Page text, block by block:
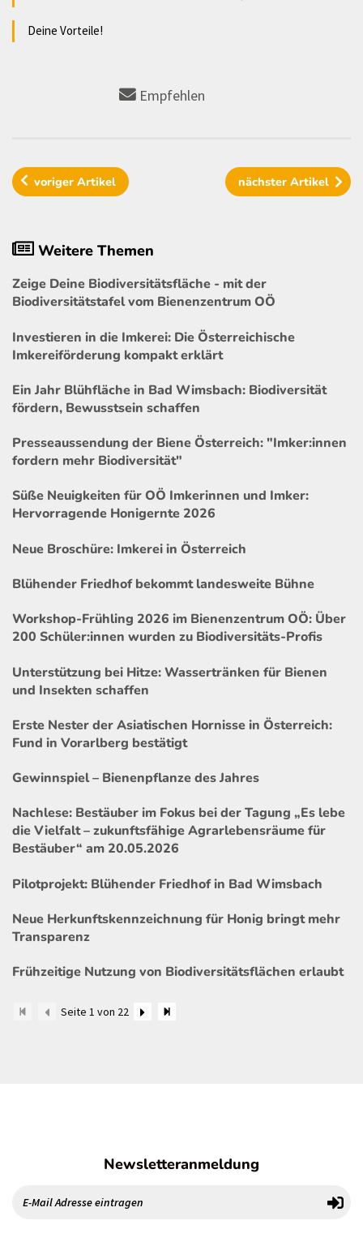
Deine Vorteile!
Empfehlen
vorigerArtikel nächster Artikel
Weitere Themen
Zeige Deine Biodiversitätsfläche - mit der
Biodiversitätstafel vom Bienenzentrum OÖ
Investieren in die Imkerei: Die Österreichische
Imkereiförderung kompakt erklärt
Ein Jahr Blühfläche in Bad Wimsbach: Biodiversität
fördern, Bewusstsein schaffen
Presseaussendung der Biene Österreich: "Imker:innen
fordern mehr Biodiversität"
Süße Neuigkeiten für OÖ Imkerinnen und Imker:
Hervorragende Honigernte 2026
Neue Broschüre: Imkerei in Österreich
Blühender Friedhof bekommt landesweite Bühne
Workshop-Frühling 2026 im Bienenzentrum OÖ: Über
200 Schüler:innen wurden zu Biodiversitäts-Profis
Unterstützung bei Hitze: Wassertränken für Bienen
und Insekten schaffen
Erste Nester der Asiatischen Hornisse in Österreich:
Fund in Vorarlberg bestätigt
Gewinnspiel – Bienenpflanze des Jahres
Nachlese: Bestäuber im Fokus bei der Tagung „Es lebe
die Vielfalt – zukunftsfähige Agrarlebensräume für
Bestäuber“ am 20.05.2026
Pilotprojekt: Blühender Friedhof in Bad Wimsbach
Neue Herkunftskennzeichnung für Honig bringt mehr
Transparenz
Frühzeitige Nutzung von Biodiversitätsflächen erlaubt
Seite 1 von 22
Newsletteranmeldung